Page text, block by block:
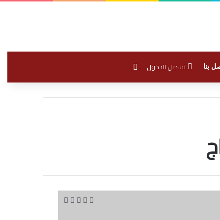
بنا تسجيل الدخول